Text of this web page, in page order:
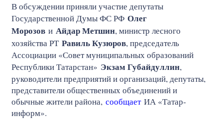
В обсуждении приняли участие депутаты
Государственной Думы ФС РФ Олег
Морозов и Айдар Метшин, министр лесного
хозяйства РТ Равиль Кузюров, председатель
Ассоциации «Совет муниципальных образований
Республики Татарстан» Экзам Губайдуллин,
руководители предприятий и организаций, депутаты,
представители общественных объединений и
обычные жители района, сообщаетИА «Татар-
информ».